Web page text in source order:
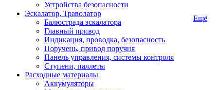
Устройства безопасности
Эскалатор, Траволатор
Балюстрада эскалатора
Главный привод
Индикация, проводка, безопасность
Поручень, привод поручня
Панель управления, системы контроля
Ступени, паллеты
Расходные материалы
Аккумуляторы
Ещё